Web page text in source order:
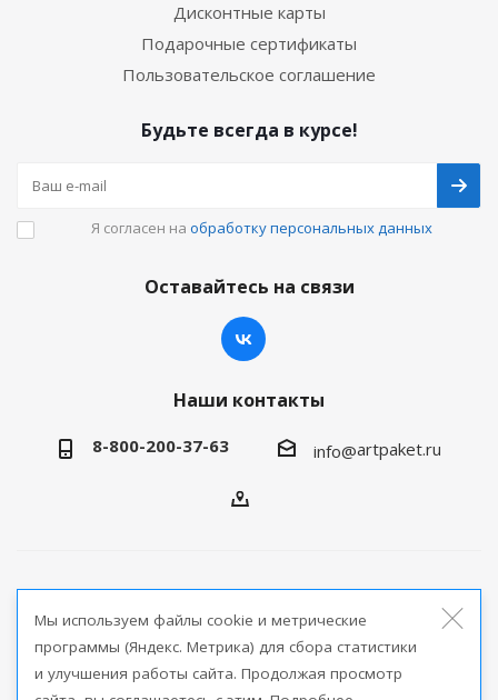
Дисконтные карты
Подарочные сертификаты
Пользовательское соглашение
Будьте всегда в курсе!
Я согласен на обработку персональных данных
Оставайтесь на связи
Наши контакты
8-800-200-37-63 info@artpaket.ru
продукции
Версия для печати
Мы используем файлы cookie и метрические
программы (Яндекс. Метрика) для сбора статистики
и улучшения работы сайта. Продолжая просмотр